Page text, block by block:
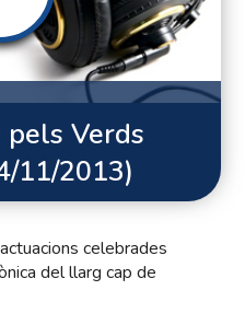
Verds
11/2013)
celebrades
del llarg cap de